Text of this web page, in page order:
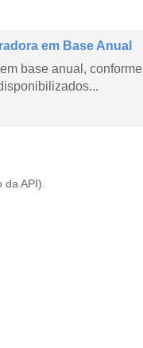
em Base Anual
base anual, conforme
da API ).